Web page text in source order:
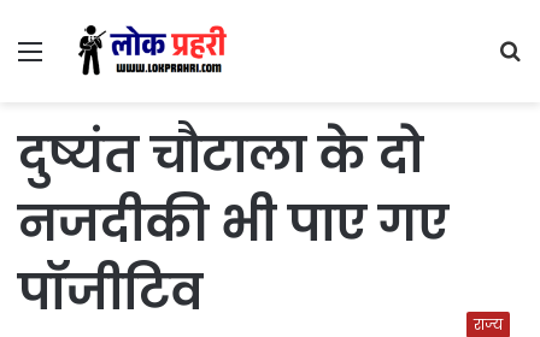
Menu
दुष्यंत चौटाला के दो
नजदीकी भी पाए गए
पॉजीटिव
राज्य